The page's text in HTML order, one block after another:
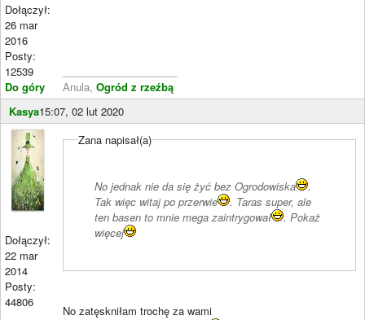
Dołączył:
26 mar
2016
Posty:
12539
Do góry
Anula, Ogród z rzeźbą
Kasya15:07, 02 lut 2020
Dołączył:
22 mar
2014
Posty:
44806
Zana napisał(a)
No jednak nie da się żyć bez Ogrodowiska
.
Tak więc witaj po przerwie
. Taras super, ale
ten basen to mnie mega zaintrygował
. Pokaż
więcej
No zatęskniłam trochę za wami